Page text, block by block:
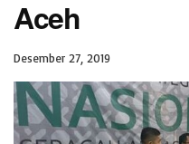
Aceh
Desember 27, 2019